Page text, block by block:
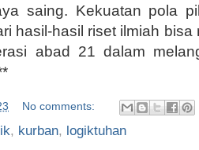
saing. Kekuatan pola
hasil-hasil riset ilmiah
abad 21 dalam
No comments:
, kurban, logiktuhan